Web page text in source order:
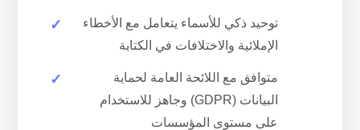
توحيد ذكي للأسماء يتعامل مع الأخطاء
الإملائية والاختلافات في الكتابة
متوافق مع اللائحة العامة لحماية
البيانات (GDPR) وجاهز للاستخدام
على مستوى المؤسسات